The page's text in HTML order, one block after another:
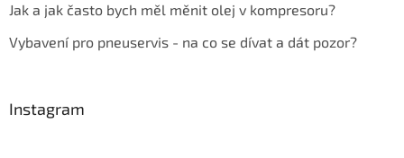
Jak a jak často bych měl měnit olej v kompresoru?
Vybavení pro pneuservis - na co se dívat a dát pozor?
Instagram